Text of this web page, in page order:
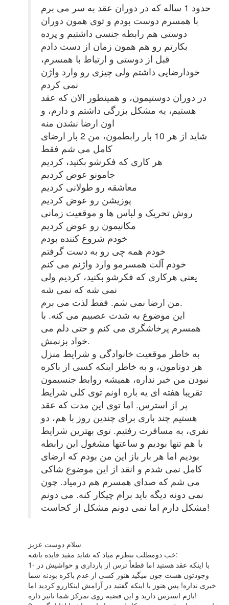
حدود 1 ساله که در دوران عقد به سر می برم
با همسرم دوست بودم و توی همون دوران
دوستی هم رابطه جنسی داشتیم و پرده
بکارتم رو هم همون زمان از دست دادم
قبل از دوستی و ارتباط با همسرم،
خودارضایی داشتم ولی چیزی رو وارد واژن
نمی کردم
در دوران دوستیمون، و همینطور الان که عقد
هستیم، یه مشکل بزرگی داشتم و دارم، و
اون ارضا نشدن منه
شاید از هر 10 بار رابطمون، من 2 بار ارضای
کامل می شم فقط
هر کاری که فکرشو بکنید، کردیم
جامونو عوض کردیم
معاشقه رو طولانی کردیم
پوزیشن رو عوض کردیم
روش تحریک و لباس ها و موقعیت زمانی
مکانیمون رو عوض کردیم
خودم شروع کننده بودم
خودم همه چی رو به دست گرفتم
خودم آلت همسرمو وارد واژنم می کنم
یعنی هرکاری که فکرشو بکنید، کردیم ولی
نمی شه که نمی شه
من ارضا نمی شم. فقط لذت می برم.
این موضوع به شدت عصبیم می کنه. با
همسرم پرخاشگری می کنم و حتی دلم می
خواد بزنمش.
به خاطر موقعیت خانوادگی و شرایط منزل
هر دوتامون، و به خاطر اینکه کسی از باکره
نبودن من خبر نداره، همیشه روابط جنسیمون
تقریبا هفته ای یه باره اونم توی کلی شرایط
پر از استرس. اما توی این مدت که عقد
هستیم چند باری برای چندین روز با هم، دو
نفری، به مسافرت رفتیم. توی بهترین شرایط
با هم تنها بودیم و ساعتها مشغول این رابطه
بودیم اما هر بار باز این من بودم که ارضای
کامل نمی شدم و انقد از این موضوع شاکی
می شم که صدای همسرم هم درمیاد. چون
نمی دونه دیگه باید برام چیکار کنه. می دونم
مشکل دارم اما نمی دونم مشکل از کجاست!
سلام دوست عزیز
خب دومطلب بنظرم میاد که شاید مفید فایده باشه:
1- با اینکه عقد هستید اما قطعاً ترس از بارداری و حواشیش در
وجودتون هست چون میگید هنوز کسی از عدم باکره بودنه شما
خبری نداره! پس هنوز با اینکه گفتید در آرامش اینکاررو کردید اما
بازم استرس دارید و این قضیه روی تمرکز شما تاثیر داره!